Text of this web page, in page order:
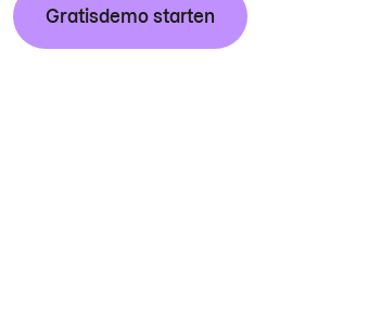
Gratisdemo starten